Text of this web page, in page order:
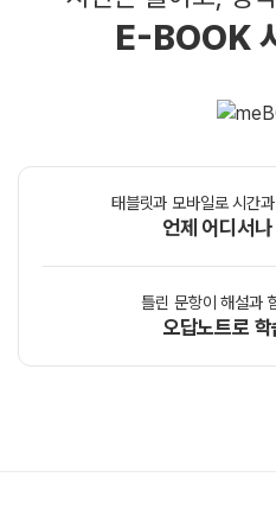
E-BOOK
태블릿과 모바일로 시간
언제 어디서
틀린 문항이 해설과
오답노트로